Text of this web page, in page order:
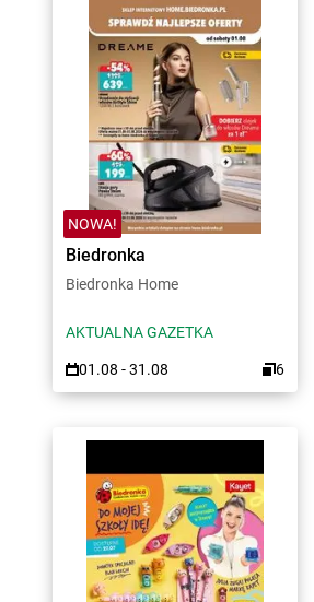
NOWA!
Biedronka
Biedronka Home
AKTUALNA GAZETKA
01.08 - 31.08 6